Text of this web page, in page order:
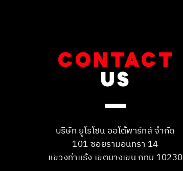
CONTACT
US
บริษัท ยูโรโซน ออโต้พาร์ทส์ จำกัด
101 ซอยรามอินทรา 14
แขวงท่าแร้ง เขตบางเขน กทม 10230